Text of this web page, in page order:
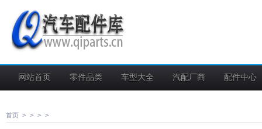
网站首页 零件品类 车型大全 汽配厂商 配件中心
首页 > > > >